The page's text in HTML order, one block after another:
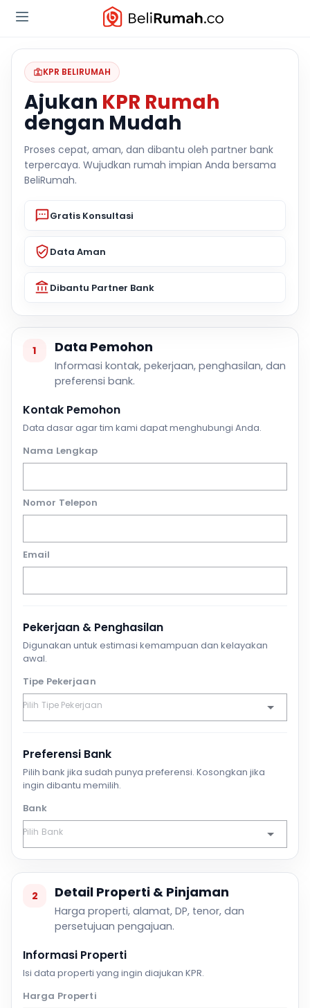
KPR BELIRUMAH
Ajukan KPR Rumah
dengan Mudah
Proses cepat, aman, dan dibantu oleh partner bank
terpercaya. Wujudkan rumah impian Anda bersama
BeliRumah.
Gratis Konsultasi
Data Aman
Dibantu Partner Bank
1 Data Pemohon
Informasi kontak, pekerjaan, penghasilan, dan
preferensi bank.
Kontak Pemohon
Data dasar agar tim kami dapat menghubungi Anda.
Nama Lengkap
Nomor Telepon
Email
Pekerjaan & Penghasilan
Digunakan untuk estimasi kemampuan dan kelayakan
awal.
Tipe Pekerjaan
Preferensi Bank
Pilih bank jika sudah punya preferensi. Kosongkan jika
ingin dibantu memilih.
Bank
2 Detail Properti & Pinjaman
Harga properti, alamat, DP, tenor, dan
persetujuan pengajuan.
Informasi Properti
Isi data properti yang ingin diajukan KPR.
Harga Properti